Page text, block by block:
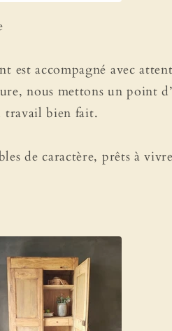
est accompagné avec
nous mettons un point
travail bien fait.
de caractère, prêts à